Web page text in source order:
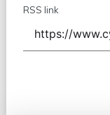
RSS link